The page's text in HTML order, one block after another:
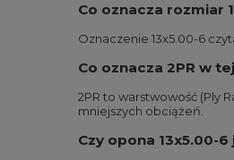
Co oznacza rozmiar
Oznaczenie 13x5.00-6
Co oznacza 2PR w
2PR to warstwowość (Ply
mniejszych obciążeń.
Czy opona 13x5.00-